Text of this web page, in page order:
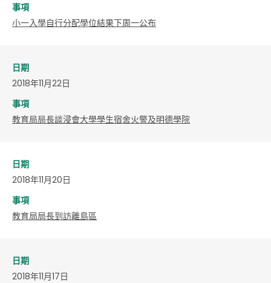
事項
小一入學自行分配學位結果下周一公布
日期
2018年11月22日
事項
教育局局長談浸會大學學生宿舍火警及明德學院
日期
2018年11月20日
事項
教育局局長到訪離島區
日期
2018年11月17日